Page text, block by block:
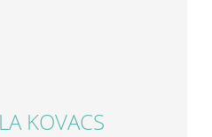
KOVACS